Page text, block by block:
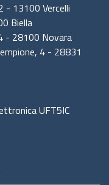
- 13100 Vercelli
Biella
- 28100 Novara
4 - 28831
UFT5IC